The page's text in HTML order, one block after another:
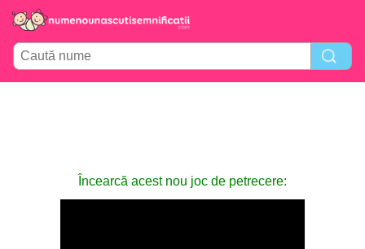
Încearcă acest nou joc de petrecere: